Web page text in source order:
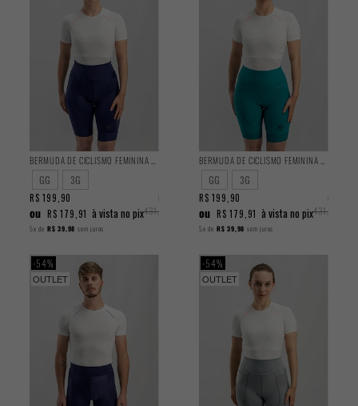
BERMUDA DE CICLISMO FEMININA TRAINING AZUL 2025
GG 3G
R$
431,90
R$ 199,90
ou R$ 179,91 à vista no pix
5x de R$ 39,98 sem juros
BERMUDA DE CICLISMO FEMININA TRAINING TURQUESA 2025
GG 3G
R$
431,90
R$ 199,90
ou R$ 179,91 à vista no pix
5x de R$ 39,98 sem juros
OUTLET
54%
OUTLET
54%